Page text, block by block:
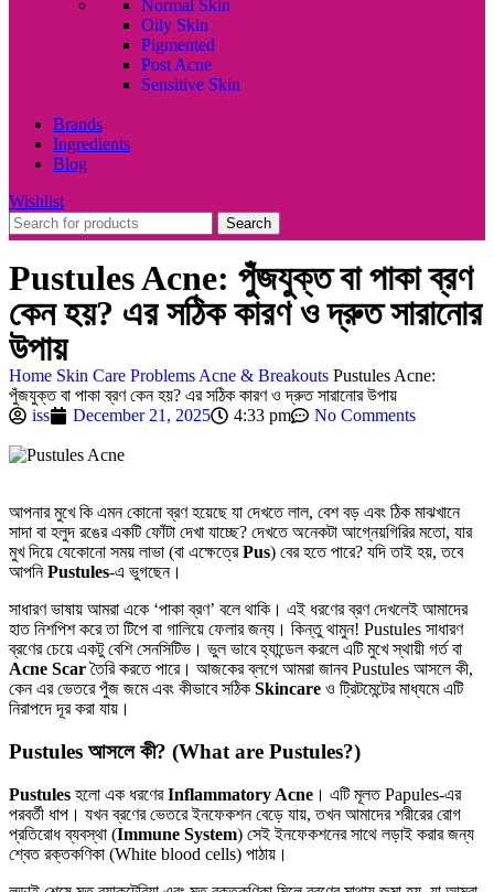
Normal Skin
Oily Skin
Pigmented
Post Acne
Sensitive Skin
Brands
Ingredients
Blog
Wishlist
Search
Pustules Acne: পুঁজযুক্ত বা পাকা ব্রণ
কেন হয়? এর সঠিক কারণ ও দ্রুত সারানোর
উপায়
Home Skin Care Problems Acne & Breakouts Pustules Acne:
পুঁজযুক্ত বা পাকা ব্রণ কেন হয়? এর সঠিক কারণ ও দ্রুত সারানোর উপায়
iss
December 21, 2025 4:33 pm No Comments
আপনার মুখে কি এমন কোনো ব্রণ হয়েছে যা দেখতে লাল, বেশ বড় এবং ঠিক মাঝখানে
সাদা বা হলুদ রঙের একটি ফোঁটা দেখা যাচ্ছে? দেখতে অনেকটা আগ্নেয়গিরির মতো, যার
মুখ দিয়ে যেকোনো সময় লাভা (বা এক্ষেত্রেPus) বের হতে পারে? যদি তাই হয়, তবে
আপনিPustules-এ ভুগছেন।
সাধারণ ভাষায় আমরা একে ‘পাকা ব্রণ’ বলে থাকি। এই ধরণের ব্রণ দেখলেই আমাদের
হাত নিশপিশ করে তা টিপে বা গালিয়ে ফেলার জন্য। কিন্তু থামুন! Pustules সাধারণ
ব্রণের চেয়ে একটু বেশি সেনসিটিভ। ভুল ভাবে হ্যান্ডেল করলে এটি মুখে স্থায়ী গর্ত বা
Acne Scarতৈরি করতে পারে। আজকের ব্লগে আমরা জানব Pustules আসলে কী,
কেন এর ভেতরে পুঁজ জমে এবং কীভাবে সঠিক Skincare ও ট্রিটমেন্টের মাধ্যমে এটি
নিরাপদে দূর করা যায়।
Pustules আসলে কী? (What are Pustules?)
Pustules হলো এক ধরণেরInflammatory Acne । এটি মূলত Papules-এর
পরবর্তী ধাপ। যখন ব্রণের ভেতরে ইনফেকশন বেড়ে যায়, তখন আমাদের শরীরের রোগ
প্রতিরোধ ব্যবস্থা (Immune System) সেই ইনফেকশনের সাথে লড়াই করার জন্য
শ্বেত রক্তকণিকা (White blood cells) পাঠায়।